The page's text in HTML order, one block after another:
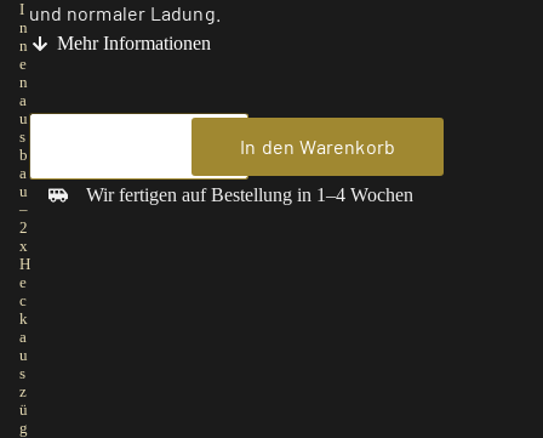
I
n
n
e
n
a
u
s
b
a
u
–
2
x
H
e
c
k
a
u
s
z
ü
g
und normaler Ladung.
Mehr Informationen
In den Warenkorb
Wir fertigen auf Bestellung in 1–4 Wochen